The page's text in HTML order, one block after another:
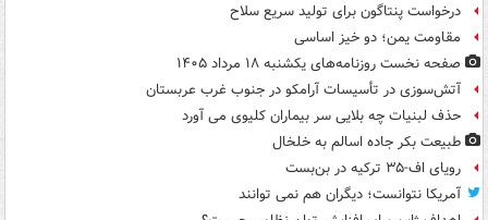
درخواست پنتاگون برای تولید سریع سلاح
مقاومت یمن؛ دو خیز اساسی
صفحه نخست روزنامه‌های یکشنبه ۱۸ مرداد ۱۴۰۵
آتش‌سوزی در تأسیسات آرامکو در جنوب غرب عربستان
حذف لبنیات چه بلایی سر بیماران کلیوی می آورد
طبیعت بکر جاده اسالم به خلخال
رویای اف-۳۵ ترکیه در بن‌بست
آمریکا نتوانست؛ دیگران هم نمی توانند